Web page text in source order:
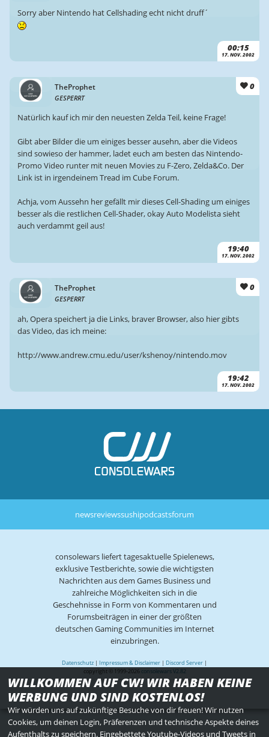
00:15
17. NOV. 2002
Sorry aber Nintendo hat Cellshading echt nicht druff´
TheProphet
GESPERRT
0
19:40
17. NOV. 2002
Natürlich kauf ich mir den neuesten Zelda Teil, keine Frage!
Gibt aber Bilder die um einiges besser ausehn, aber die Videos
sind sowieso der hammer, ladet euch am besten das Nintendo-
Promo Video runter mit neuen Movies zu F-Zero, Zelda&Co. Der
Link ist in irgendeinem Tread im Cube Forum.
Achja, vom Aussehn her gefällt mir dieses Cell-Shading um einiges
besser als die restlichen Cell-Shader, okay Auto Modelista sieht
auch verdammt geil aus!
TheProphet
GESPERRT
0
19:42
17. NOV. 2002
ah, Opera speichert ja die Links, braver Browser, also hier gibts
das Video, das ich meine:
http://www.andrew.cmu.edu/user/kshenoy/nintendo.mov
newsreviewssushipodcastsforum
consolewars liefert tagesaktuelle Spielenews,
exklusive Testberichte, sowie die wichtigsten
Nachrichten aus dem Games Business und
zahlreiche Möglichkeiten sich in die
Geschehnisse in Form von Kommentaren und
Forumsbeiträgen in einer der größten
deutschen Gaming Communities im Internet
einzubringen.
Datenschutz | Impressum & Disclaimer | Discord Server |
copyright © 1999-2026 consolewars V2.82
WILLKOMMEN AUF CW! WIR HABEN KEINE
WERBUNG UND SIND KOSTENLOS!
Wir würden uns auf zukünftige Besuche von dir freuen! Wir nutzen
Cookies, um deinen Login, Präferenzen und technische Aspekte deines
Aufenthalts zu speichern. Eingebettete Youtube-Videos und Tweets in